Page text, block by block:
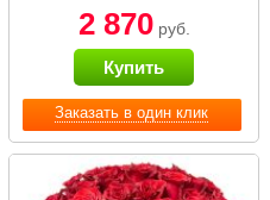
Заказать в один клик
2 870руб.
Купить